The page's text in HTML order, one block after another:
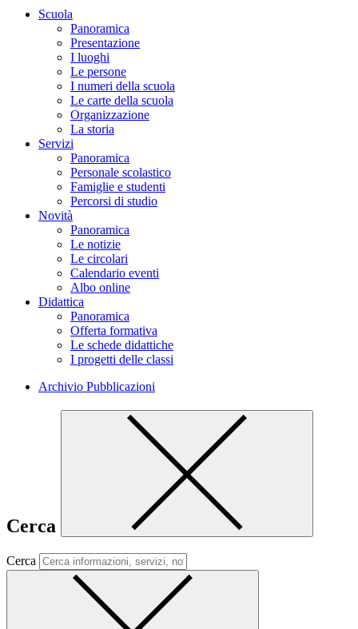
Scuola
Panoramica
Presentazione
I luoghi
Le persone
I numeri della scuola
Le carte della scuola
Organizzazione
La storia
Servizi
Panoramica
Personale scolastico
Famiglie e studenti
Percorsi di studio
Novità
Panoramica
Le notizie
Le circolari
Calendario eventi
Albo online
Didattica
Panoramica
Offerta formativa
Le schede didattiche
I progetti delle classi
Archivio Pubblicazioni
Cerca
Cerca